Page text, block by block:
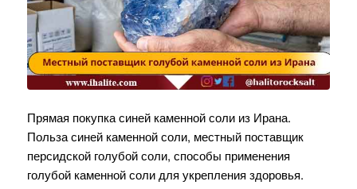
Прямая покупка синей каменной соли из Ирана.
Польза синей каменной соли, местный поставщик
персидской голубой соли, способы применения
голубой каменной соли для укрепления здоровья.